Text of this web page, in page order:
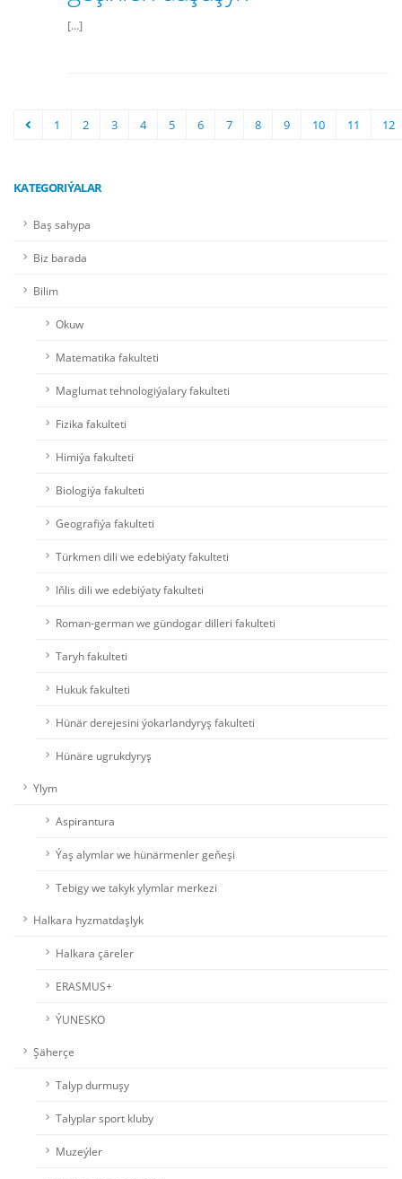
[...]
1 2 3 4 5 6 7 8 9 10 11 12
KATEGORIÝALAR
Baş sahypa
Biz barada
Bilim
Okuw
Matematika fakulteti
Maglumat tehnologiýalary fakulteti
Fizika fakulteti
Himiýa fakulteti
Biologiýa fakulteti
Geografiýa fakulteti
Türkmen dili we edebiýaty fakulteti
Iňlis dili we edebiýaty fakulteti
Roman-german we gündogar dilleri fakulteti
Taryh fakulteti
Hukuk fakulteti
Hünär derejesini ýokarlandyryş fakulteti
Hünäre ugrukdyryş
Ylym
Aspirantura
Ýaş alymlar we hünärmenler geňeşi
Tebigy we takyk ylymlar merkezi
Halkara hyzmatdaşlyk
Halkara çäreler
ERASMUS+
ÝUNESKO
Şäherçe
Talyp durmuşy
Talyplar sport kluby
Muzeýler